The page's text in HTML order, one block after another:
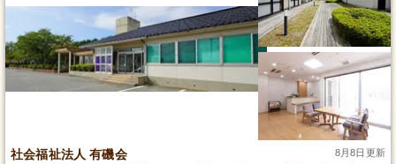
社会福祉法人 有磯会 8月8日更新